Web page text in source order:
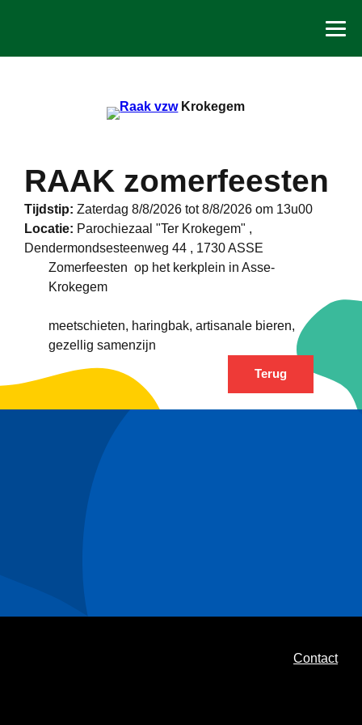
Krokegem
RAAK zomerfeesten
Tijdstip: Zaterdag 8/8/2026 tot 8/8/2026 om 13u00
Locatie: Parochiezaal "Ter Krokegem" ,
Dendermondsesteenweg 44 , 1730 ASSE
Zomerfeesten op het kerkplein in Asse-
Krokegem
meetschieten, haringbak, artisanale bieren,
gezellig samenzijn
Terug
Contact